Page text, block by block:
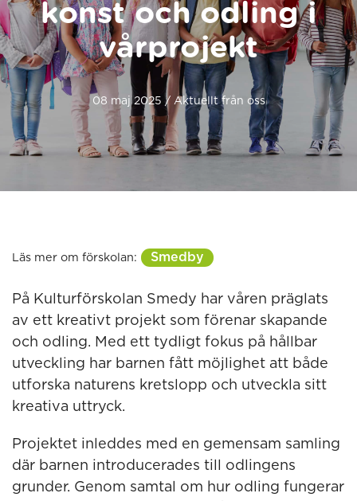
konst och odling i
vårprojekt
08 maj 2025 / Aktuellt från oss
Läs mer om förskolan: Smedby
På Kulturförskolan Smedy har våren präglats
av ett kreativt projekt som förenar skapande
och odling. Med ett tydligt fokus på hållbar
utveckling har barnen fått möjlighet att både
utforska naturens kretslopp och utveckla sitt
kreativa uttryck.
Projektet inleddes med en gemensam samling
där barnen introducerades till odlingens
grunder. Genom samtal om hur odling fungerar